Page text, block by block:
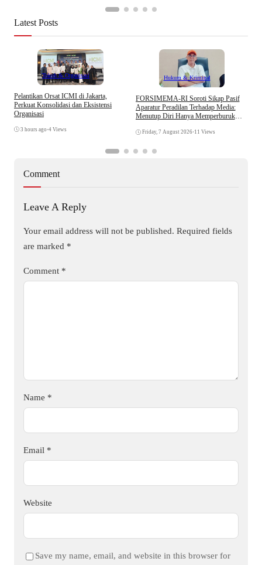
Latest Posts
Tokoh & Organisasi
Pelantikan Orsat ICMI di Jakarta,
Perkuat Konsolidasi dan Eksistensi
Organisasi
3 hours ago •4 Views
Hukum & Kriminal
​FORSIMEMA-RI Soroti Sikap Pasif
Aparatur Peradilan Terhadap Media:
Menutup Diri Hanya Memperburuk
Friday, 7 August 2026•11 Views
Comment
Leave A Reply
Your email address will not be published. Required fields
are marked *
Comment *
Name *
Email *
Website
Save my name, email, and website in this browser for